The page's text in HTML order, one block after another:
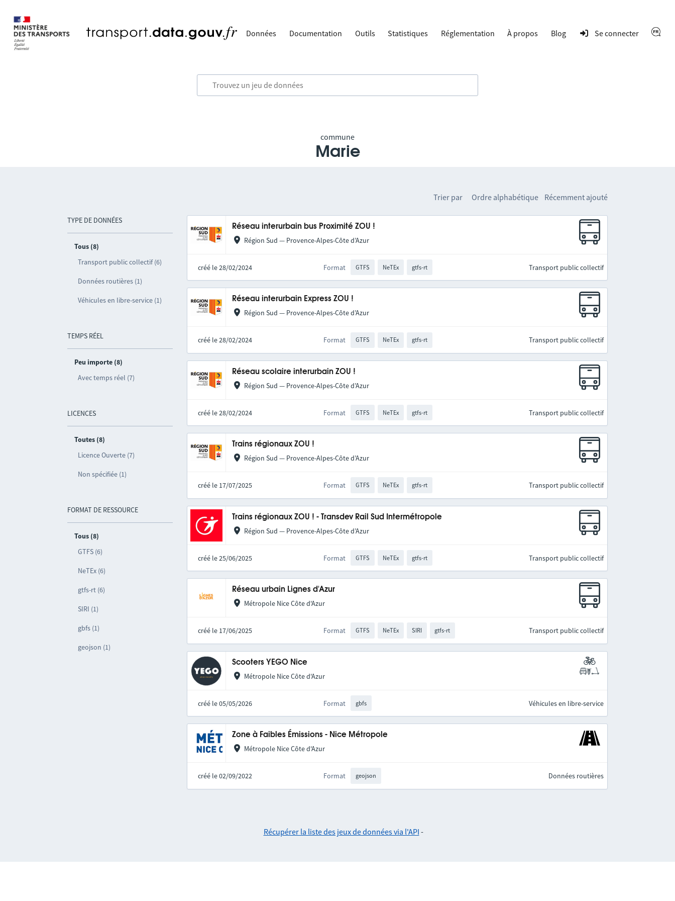
Données Documentation Outils Statistiques Réglementation À propos Blog Se connecter
commune
Marie
TYPE DE DONNÉES
Tous (8)
Transport public collectif (6)
Données routières (1)
Véhicules en libre-service (1)
TEMPS RÉEL
Peu importe (8)
Avec temps réel (7)
LICENCES
Toutes (8)
Licence Ouverte (7)
Non spécifiée (1)
FORMAT DE RESSOURCE
Tous (8)
GTFS (6)
NeTEx (6)
gtfs-rt (6)
SIRI (1)
gbfs (1)
geojson (1)
Trier par Ordre alphabétique Récemment ajouté
Réseau interurbain bus Proximité ZOU !
Région Sud — Provence-Alpes-Côte d’Azur
créé le 28/02/2024 Format GTFS NeTEx gtfs-rt Transport public collectif
Réseau interurbain Express ZOU !
Région Sud — Provence-Alpes-Côte d’Azur
créé le 28/02/2024 Format GTFS NeTEx gtfs-rt Transport public collectif
Réseau scolaire interurbain ZOU !
Région Sud — Provence-Alpes-Côte d’Azur
créé le 28/02/2024 Format GTFS NeTEx gtfs-rt Transport public collectif
Trains régionaux ZOU !
Région Sud — Provence-Alpes-Côte d’Azur
créé le 17/07/2025 Format GTFS NeTEx gtfs-rt Transport public collectif
Trains régionaux ZOU ! - Transdev Rail Sud Intermétropole
Région Sud — Provence-Alpes-Côte d’Azur
créé le 25/06/2025 Format GTFS NeTEx gtfs-rt Transport public collectif
Réseau urbain Lignes d'Azur
Métropole Nice Côte d'Azur
créé le 17/06/2025 Format GTFS NeTEx SIRI gtfs-rt Transport public collectif
Scooters YEGO Nice
Métropole Nice Côte d'Azur
créé le 05/05/2026 Format gbfs Véhicules en libre-service
Zone à Faibles Émissions - Nice Métropole
Métropole Nice Côte d'Azur
créé le 02/09/2022 Format geojson Données routières
Récupérer la liste des jeux de données via l'API -